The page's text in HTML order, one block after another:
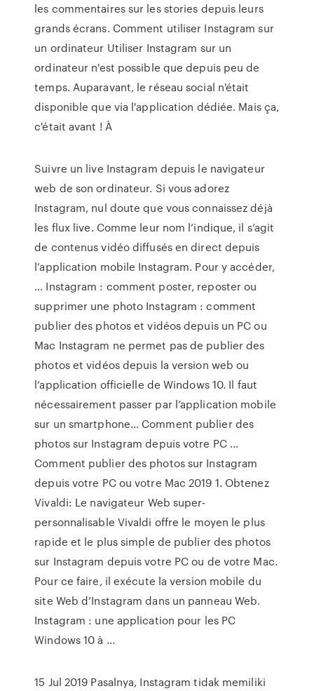
les commentaires sur les stories depuis leurs
grands écrans. Comment utiliser Instagram sur
un ordinateur Utiliser Instagram sur un
ordinateur n'est possible que depuis peu de
temps. Auparavant, le réseau social n'était
disponible que via l'application dédiée. Mais ça,
c'était avant ! À
Suivre un live Instagram depuis le navigateur
web de son ordinateur. Si vous adorez
Instagram, nul doute que vous connaissez déjà
les flux live. Comme leur nom l’indique, il s’agit
de contenus vidéo diffusés en direct depuis
l’application mobile Instagram. Pour y accéder,
… Instagram : comment poster, reposter ou
supprimer une photo Instagram : comment
publier des photos et vidéos depuis un PC ou
Mac Instagram ne permet pas de publier des
photos et vidéos depuis la version web ou
l’application officielle de Windows 10. Il faut
nécessairement passer par l’application mobile
sur un smartphone… Comment publier des
photos sur Instagram depuis votre PC ...
Comment publier des photos sur Instagram
depuis votre PC ou votre Mac 2019 1. Obtenez
Vivaldi: Le navigateur Web super-
personnalisable Vivaldi offre le moyen le plus
rapide et le plus simple de publier des photos
sur Instagram depuis votre PC ou de votre Mac.
Pour ce faire, il exécute la version mobile du
site Web d’Instagram dans un panneau Web.
Instagram : une application pour les PC
Windows 10 à ...
15 Jul 2019 Pasalnya, Instagram tidak memiliki